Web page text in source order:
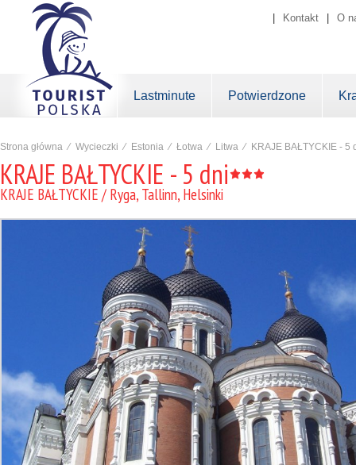
Kontakt O
Lastminute Potwierdzone
Strona główna ⁄ Wycieczki ⁄ Estonia ⁄ Łotwa ⁄ Litwa ⁄ KRAJE BAŁTYCKIE - 5
KRAJE BAŁTYCKIE - 5 dni
KRAJE BAŁTYCKIE / Ryga, Tallinn, Helsinki